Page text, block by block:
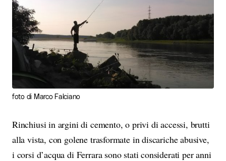
foto di Marco Falciano
Rinchiusi in argini di cemento, o privi di accessi, brutti
alla vista, con golene trasformate in discariche abusive,
i corsi d’acqua di Ferrara sono stati considerati per anni